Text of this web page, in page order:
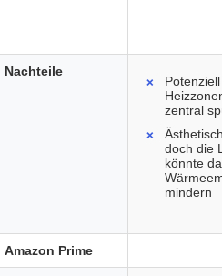
zentral
doch die
könnte
mindern
Nachteile
Amazon Prime